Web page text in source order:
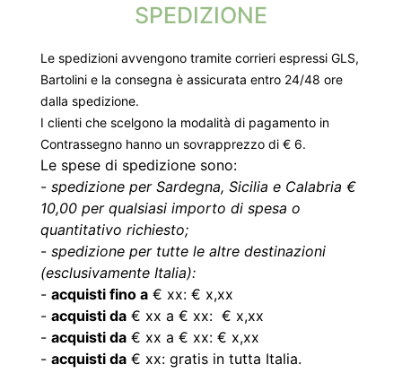
SPEDIZIONE
Le spedizioni avvengono tramite corrieri espressi GLS,
Bartolini e la consegna è assicurata entro 24/48 ore
dalla spedizione.
I clienti che scelgono la modalità di pagamento in
Contrassegno hanno un sovrapprezzo di € 6.
Le spese di spedizione sono:
- spedizione per Sardegna, Sicilia e Calabria €
10,00 per qualsiasi importo di spesa o
quantitativo richiesto;
- spedizione per tutte le altre destinazioni
(esclusivamente Italia):
- acquisti fino a € xx: € x,xx
- acquisti da € xx a € xx: € x,xx
- acquisti da € xx a € xx: € x,xx
- acquisti da € xx: gratis in tutta Italia.